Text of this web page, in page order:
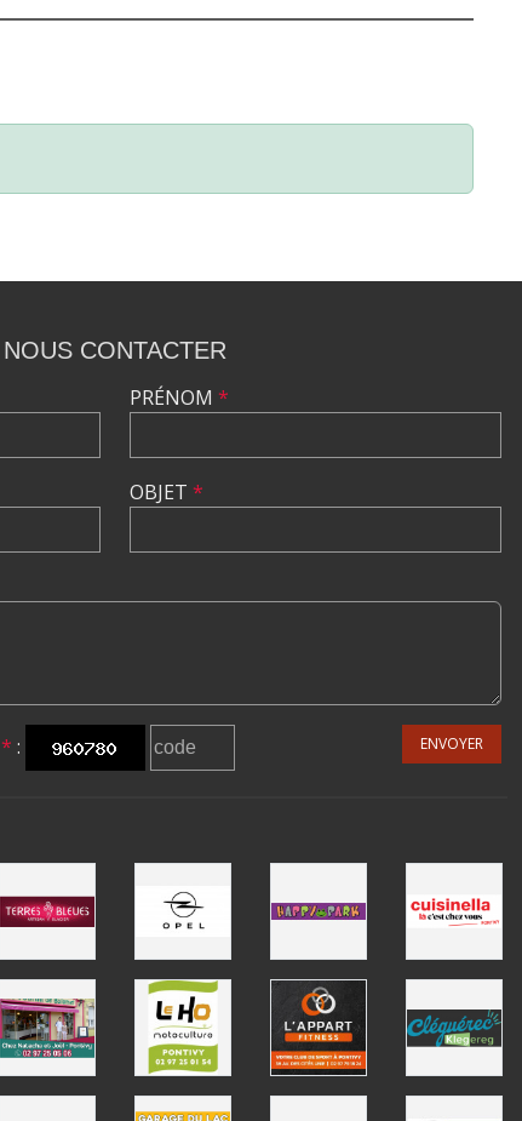
NOUS CONTACTER
PRÉNOM *
OBJET *
* : ENVOYER